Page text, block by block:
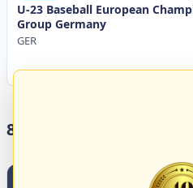
U-23 Baseball European
Group Germany
GER
8 Livestreams heute
11